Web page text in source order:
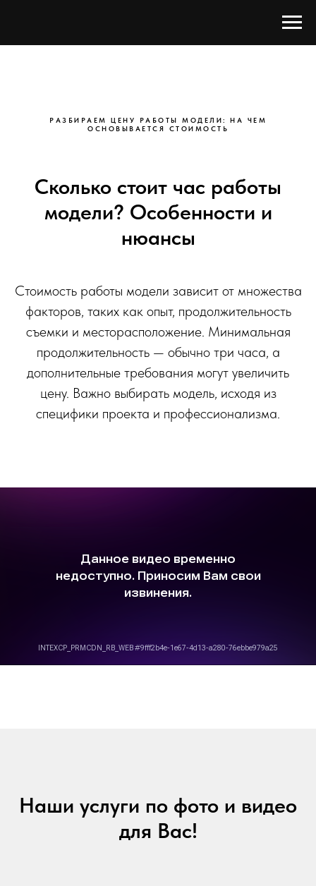
РАЗБИРАЕМ ЦЕНУ РАБОТЫ МОДЕЛИ: НА ЧЕМ
ОСНОВЫВАЕТСЯ СТОИМОСТЬ
Сколько стоит час работы
модели? Особенности и
нюансы
Стоимость работы модели зависит от множества
факторов, таких как опыт, продолжительность
съемки и месторасположение. Минимальная
продолжительность — обычно три часа, а
дополнительные требования могут увеличить
цену. Важно выбирать модель, исходя из
специфики проекта и профессионализма.
Наши услуги по фото и видео
для Вас!